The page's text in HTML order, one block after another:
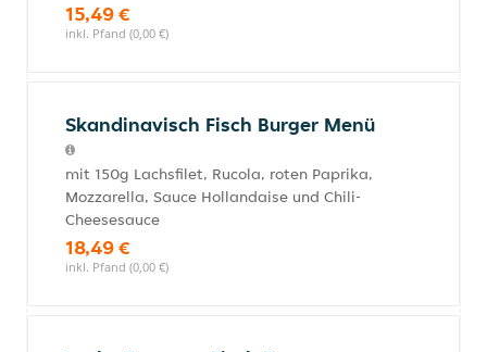
15,49 €
inkl. Pfand (0,00 €)
Skandinavisch Fisch Burger Menü
mit 150g Lachsfilet, Rucola, roten Paprika,
Mozzarella, Sauce Hollandaise und Chili-
Cheesesauce
18,49 €
inkl. Pfand (0,00 €)